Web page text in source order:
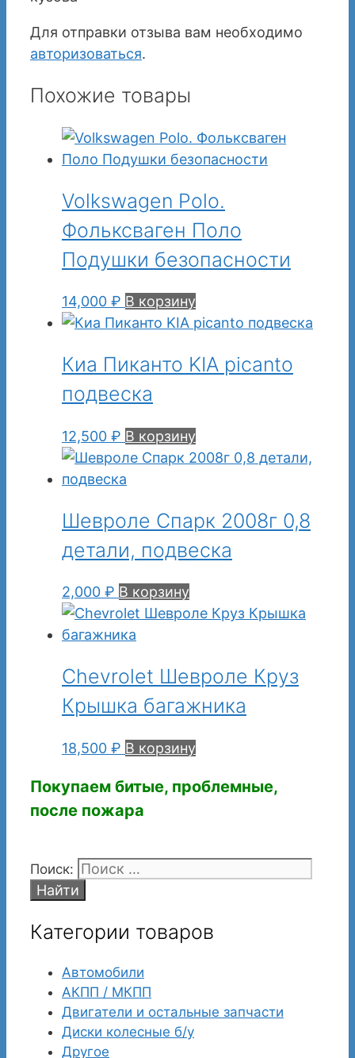
Для отправки отзыва вам необходимо
авторизоваться.
Похожие товары
Volkswagen Polo.
Фольксваген Поло
Подушки безопасности
14,000 ₽ В корзину
Киа Пиканто KIA picanto
подвеска
12,500 ₽ В корзину
Шевроле Спарк 2008г 0,8
детали, подвеска
2,000 ₽ В корзину
Chevrolet Шевроле Круз
Крышка багажника
18,500 ₽ В корзину
Покупаем битые, проблемные,
после пожара
Поиск:
Категории товаров
Автомобили
АКПП / МКПП
Двигатели и остальные запчасти
Диски колесные б/у
Другое